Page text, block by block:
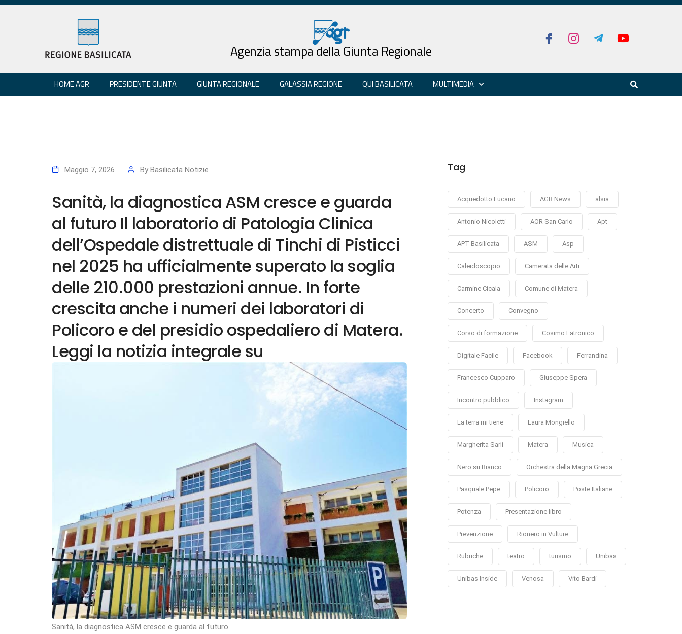
Agenzia stampa della Giunta Regionale
HOME AGR PRESIDENTE GIUNTA GIUNTA REGIONALE GALASSIA REGIONE QUI BASILICATA MULTIMEDIA
Maggio 7, 2026 By Basilicata Notizie
Sanità, la diagnostica ASM cresce e guarda
al futuro Il laboratorio di Patologia Clinica
dell’Ospedale distrettuale di Tinchi di Pisticci
nel 2025 ha ufficialmente superato la soglia
delle 210.000 prestazioni annue. In forte
crescita anche i numeri dei laboratori di
Policoro e del presidio ospedaliero di Matera.
Leggi la notizia integrale su
Sanità, la diagnostica ASM cresce e guarda al futuro
Tag
Acquedotto Lucano AGR News alsia
Antonio Nicoletti AOR San Carlo Apt
APT Basilicata ASM Asp
Caleidoscopio Camerata delle Arti
Carmine Cicala Comune di Matera
Concerto Convegno
Corso di formazione Cosimo Latronico
Digitale Facile Facebook Ferrandina
Francesco Cupparo Giuseppe Spera
Incontro pubblico Instagram
La terra mi tiene Laura Mongiello
Margherita Sarli Matera Musica
Nero su Bianco Orchestra della Magna Grecia
Pasquale Pepe Policoro Poste Italiane
Potenza Presentazione libro
Prevenzione Rionero in Vulture
Rubriche teatro turismo Unibas
Unibas Inside Venosa Vito Bardi